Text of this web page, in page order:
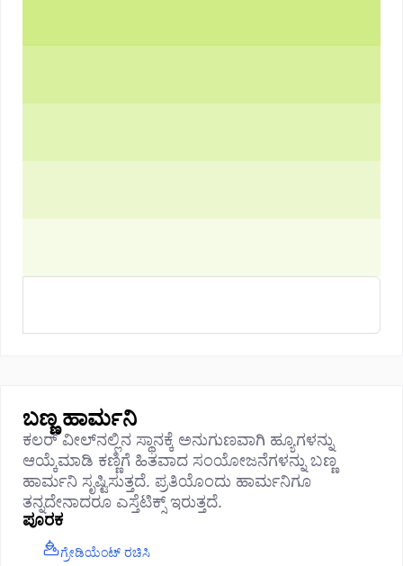
ಬಣ್ಣ ಹಾರ್ಮನಿ
ಕಲರ್ ವೀಲ್‌ನಲ್ಲಿನ ಸ್ಥಾನಕ್ಕೆ ಅನುಗುಣವಾಗಿ ಹ್ಯೂಗಳನ್ನು
ಆಯ್ಕೆಮಾಡಿ ಕಣ್ಣಿಗೆ ಹಿತವಾದ ಸಂಯೋಜನೆಗಳನ್ನು ಬಣ್ಣ
ಹಾರ್ಮನಿ ಸೃಷ್ಟಿಸುತ್ತದೆ. ಪ್ರತಿಯೊಂದು ಹಾರ್ಮನಿಗೂ
ತನ್ನದೇನಾದರೂ ಎಸ್ತೆಟಿಕ್ಸ್ ಇರುತ್ತದೆ.
ಪೂರಕ
ಗ್ರೇಡಿಯೆಂಟ್ ರಚಿಸಿ